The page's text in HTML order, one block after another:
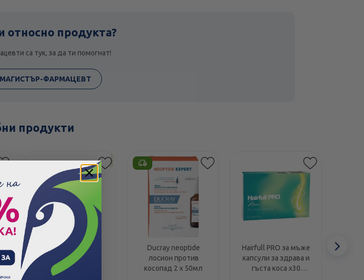
относно продукта?
са тук, за да ти помогнат!
ФАРМАЦЕВТ
продукти
Хининова вода с
помпа 300 мл
Ducray neoptide
лосион против
косопад 2 х 50мл
Hairfull PRO за мъже
капсули за здрава и
гъста коса х30